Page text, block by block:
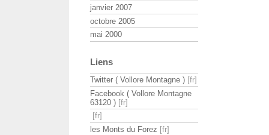
janvier 2007
octobre 2005
mai 2000
Liens
Twitter ( Vollore Montagne )
Facebook ( Vollore Montagne
63120 )
les Monts du Forez